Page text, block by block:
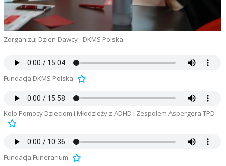
Zorganizuj Dzien Dawcy - DKMS Polska
Fundacja DKMS Polska
Koło Pomocy Dzieciom i Młodzieży z ADHD i Zespołem Aspergera TPD
Fundacja Funerarium